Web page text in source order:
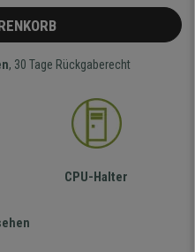
, 30 Tage Rückgaberecht
CPU-Halter